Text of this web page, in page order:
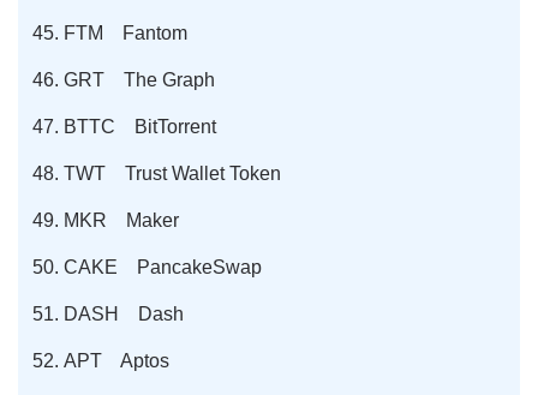
FTM Fantom
GRT The Graph
BTTC BitTorrent
TWT Trust Wallet Token
MKR Maker
CAKE PancakeSwap
DASH Dash
APT Aptos